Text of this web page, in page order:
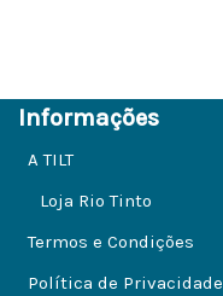
Informações
A TILT
Loja Rio Tinto
Termos e Condições
Política de Privacidade